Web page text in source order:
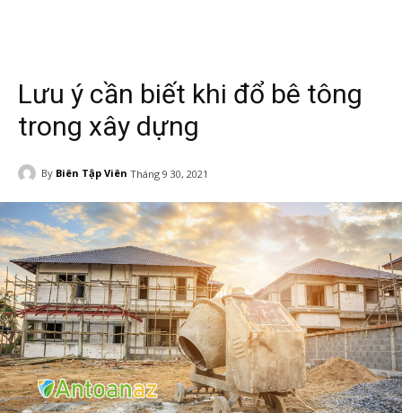
Lưu ý cần biết khi đổ bê tông
trong xây dựng
By Biên Tập Viên Tháng 9 30, 2021